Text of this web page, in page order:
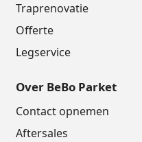
Traprenovatie
Offerte
Legservice
Over BeBo Parket
Contact opnemen
Aftersales